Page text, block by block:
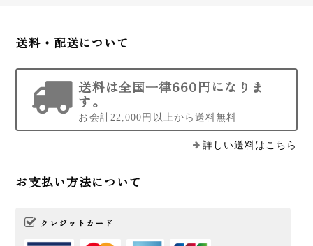
送料・配送について
送料は全国一律660円になりま
す。
お会計22,000円以上から送料無料
詳しい送料はこちら
お支払い方法について
クレジットカード